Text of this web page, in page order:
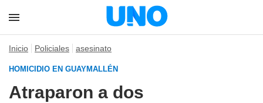
Inicio Policiales asesinato
HOMICIDIO EN GUAYMALLÉN
Atraparon a dos